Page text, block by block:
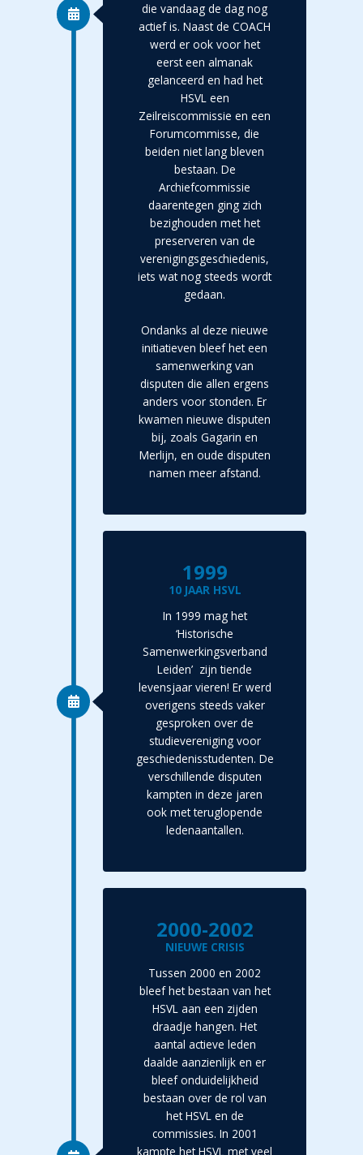
die vandaag de dag nog
actief is. Naast de COACH
werd er ook voor het
eerst een almanak
gelanceerd en had het
HSVL een
Zeilreiscommissie en een
Forumcommisse, die
beiden niet lang bleven
bestaan. De
Archiefcommissie
daarentegen ging zich
bezighouden met het
preserveren van de
verenigingsgeschiedenis,
iets wat nog steeds wordt
gedaan.
Ondanks al deze nieuwe
initiatieven bleef het een
samenwerking van
disputen die allen ergens
anders voor stonden. Er
kwamen nieuwe disputen
bij, zoals Gagarin en
Merlijn, en oude disputen
namen meer afstand.
1999
10 JAAR HSVL
In 1999 mag het
‘Historische
Samenwerkingsverband
Leiden’ zijn tiende
levensjaar vieren! Er werd
overigens steeds vaker
gesproken over de
studievereniging voor
geschiedenisstudenten. De
verschillende disputen
kampten in deze jaren
ook met teruglopende
ledenaantallen.
2000-2002
NIEUWE CRISIS
Tussen 2000 en 2002
bleef het bestaan van het
HSVL aan een zijden
draadje hangen. Het
aantal actieve leden
daalde aanzienlijk en er
bleef onduidelijkheid
bestaan over de rol van
het HSVL en de
commissies. In 2001
kampte het HSVL met veel